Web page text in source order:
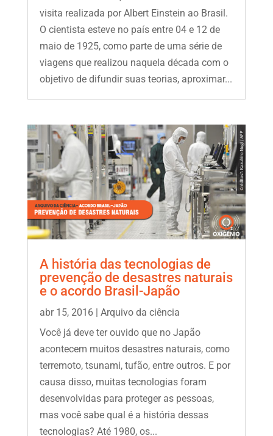
visita realizada por Albert Einstein ao Brasil.
O cientista esteve no país entre 04 e 12 de
maio de 1925, como parte de uma série de
viagens que realizou naquela década com o
objetivo de difundir suas teorias, aproximar...
A história das tecnologias de
prevenção de desastres naturais
e o acordo Brasil-Japão
abr 15, 2016| Arquivo da ciência
Você já deve ter ouvido que no Japão
acontecem muitos desastres naturais, como
terremoto, tsunami, tufão, entre outros. E por
causa disso, muitas tecnologias foram
desenvolvidas para proteger as pessoas,
mas você sabe qual é a história dessas
tecnologias? Até 1980, os...